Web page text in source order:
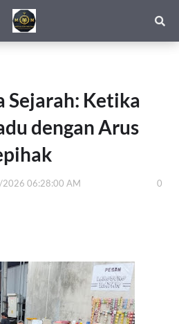
Sejarah: Ketika
dengan Arus
06:28:00 AM 0